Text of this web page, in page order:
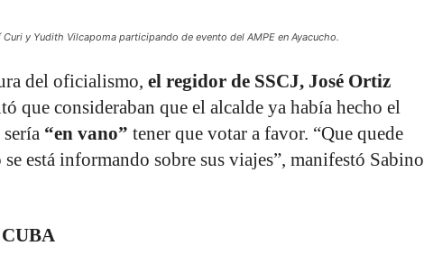
y Yudith Vilcapoma participando de evento del AMPE en Ayacucho.
del oficialismo, el regidor de SSCJ, José Ortiz
que consideraban que el alcalde ya había hecho el
“en vano” tener que votar a favor. “Que quede
está informando sobre sus viajes”, manifestó Sabino